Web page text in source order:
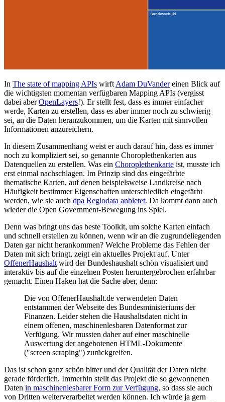
In The state of mapping APIs wirft Adam DuVandereinen Blick auf
die wichtigsten momentan verfügbaren Mapping APIs (vergisst
dabei aberOpenLayers!). Er stellt fest, dass es immer einfacher
werde, Karten zu erstellen, dass es aber immer noch zu schwierig
sei, an die Daten heranzukommen, um die Karten mit sinnvollen
Informationen anzureichern.
In diesem Zusammenhang weist er auch darauf hin, dass es immer
noch zu kompliziert sei, so genannte Choroplethenkarten aus
Datenquellen zu erstellen. Was ein Choroplethenkarte ist, musste ich
erst einmal nachschlagen. Im Prinzip sind das eingefärbte
thematische Karten, auf denen beispielsweise Landkreise nach
Häufigkeit bestimmer Eigenschaften unterschiedlich eingefärbt
werden, wie sie auch dpa Regiodata anbietet. Da kommt dann auch
wieder die Open Government-Bewegung ins Spiel.
Denn was bringt uns das beste Toolkit, um solche Karten einfach
und schnell erstellen zu können, wenn wir an die zugrundeliegenden
Daten gar nicht herankommen? Welche Probleme das Fehlen der
Daten mit sich bringt, zeigt ein aktuelles Projekt auf. Unter
OffenerHaushalt wird der Bundeshaushalt schön visualisiert und
interaktiv bis auf die einzelnen Posten heruntergebrochen erfahrbar
gemacht. Einen Haken hat die Sache aber, denn:
Die von OffenerHaushalt.de verwendeten Daten
entstammen der Webseite des Bundesministeriums der
Finanzen. Leider stehen die Haushaltsdaten nicht in
einem offenen, maschinenlesbaren Datenformat zur
Verfügung. Wir mussten daher auf einer maschinelle
Auswertung der angebotenen HTML-Dokumente
("screen scraping") zurückgreifen.
Das ist schon ganz schön bitter und der Qualität der Daten nicht
gerade förderlich. Immerhin stellt das Projekt die so gewonnenen
Daten in maschinenlesbarer Form zur Verfügung, so dass sie auch
von Dritten weiterverarbeitet werden können. Ich würde ja gern